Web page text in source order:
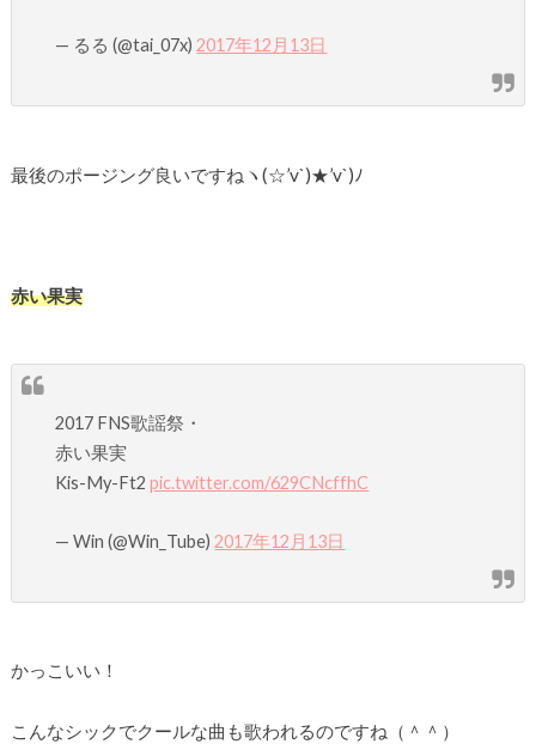
— るる (@tai_07x)2017年12月13日
最後のポージング良いですねヽ(☆’v`)★’v`)ﾉ
赤い果実
2017 FNS歌謡祭・
赤い果実
Kis-My-Ft2pic.twitter.com/629CNcffhC
— Win (@Win_Tube)2017年12月13日
かっこいい！
こんなシックでクールな曲も歌われるのですね（＾＾）